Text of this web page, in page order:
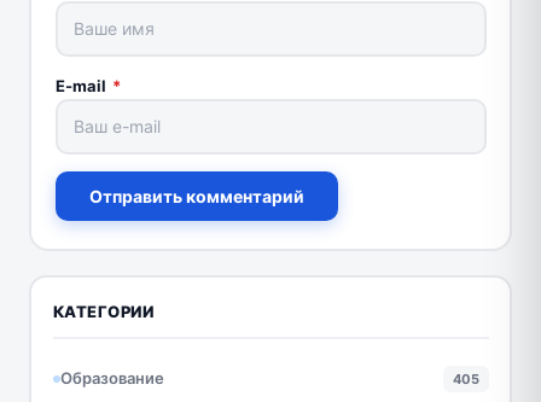
E-mail *
Отправить комментарий
КАТЕГОРИИ
Образование 405